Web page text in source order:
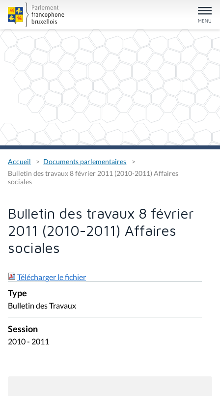
Accueil
Documents parlementaires
Bulletin des travaux 8 février 2011 (2010-2011) Affaires
sociales
Bulletin des travaux 8 février
2011 (2010-2011) Affaires
sociales
Télécharger le fichier
Type
Bulletin des Travaux
Session
2010 - 2011